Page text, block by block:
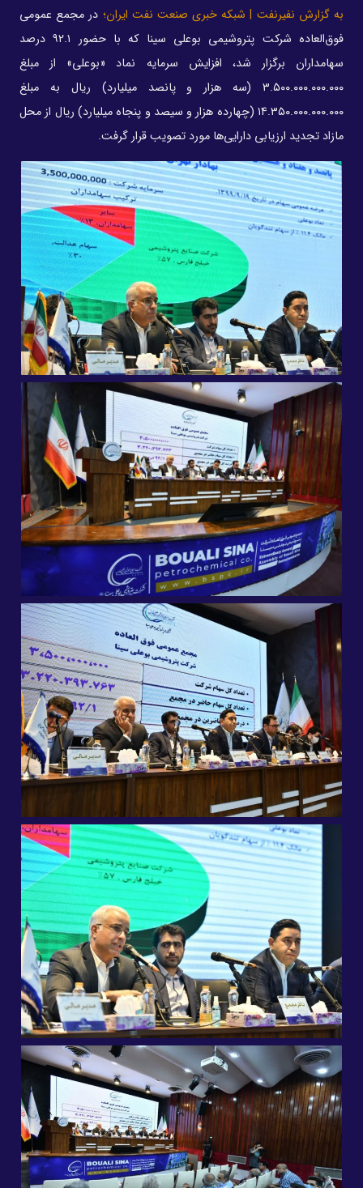
به گزارش نفیرنفت | شبکه خبری صنعت نفت ایران؛ در مجمع عمومی
فوق‌العاده شرکت پتروشیمی بوعلی سینا که با حضور ۹۲.۱ درصد
سهامداران برگزار شد، افزایش سرمایه نماد «بوعلی» از مبلغ
۳.۵۰۰.۰۰۰.۰۰۰.۰۰۰ (سه هزار و پانصد میلیارد) ریال به مبلغ
۱۴.۳۵۰.۰۰۰.۰۰۰.۰۰۰ (چهارده هزار و سیصد و پنجاه میلیارد) ریال از محل
مازاد تجدید ارزیابی دارایی‌ها مورد تصویب قرار گرفت.